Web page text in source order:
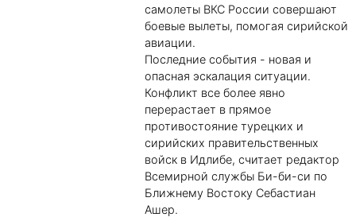
самолеты ВКС России совершают
боевые вылеты, помогая сирийской
авиации.
Последние события - новая и
опасная эскалация ситуации.
Конфликт все более явно
перерастает в прямое
противостояние турецких и
сирийских правительственных
войск в Идлибе, считает редактор
Всемирной службы Би-би-си по
Ближнему Востоку Себастиан
Ашер.